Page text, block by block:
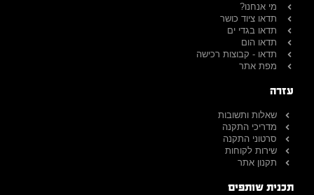
מי אנחנו?
תדאו ציוד כושר
תדאו בגדי ים
תדאו הום
תדאו - קבוצות רכישה
מפת אתר
עזרה
שאלות ותשובות
מדריכי התקנה
סרטוני התקנה
שירות לקוחות
תקנון אתר
תכנית שותפים